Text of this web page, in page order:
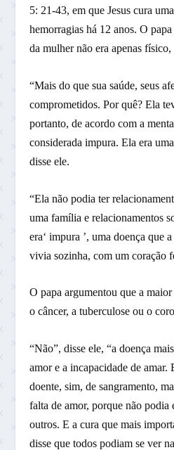
5: 21-43, em que Jesus cura
hemorragias há 12 anos. O
da mulher não era apenas
“Mais do que sua saúde, seus
comprometidos. Por quê? Ela
portanto, de acordo com a
considerada impura. Ela era
disse ele.
“Ela não podia ter
uma família e relacionamentos
era‘ impura ’, uma doença que
vivia sozinha, com um coração
O papa argumentou que a
o câncer, a tuberculose ou o
“Não”, disse ele, “a doença
amor e a incapacidade de amar.
doente, sim, de sangramento,
falta de amor, porque não podia
outros. E a cura que mais
disse que todos podiam se ver